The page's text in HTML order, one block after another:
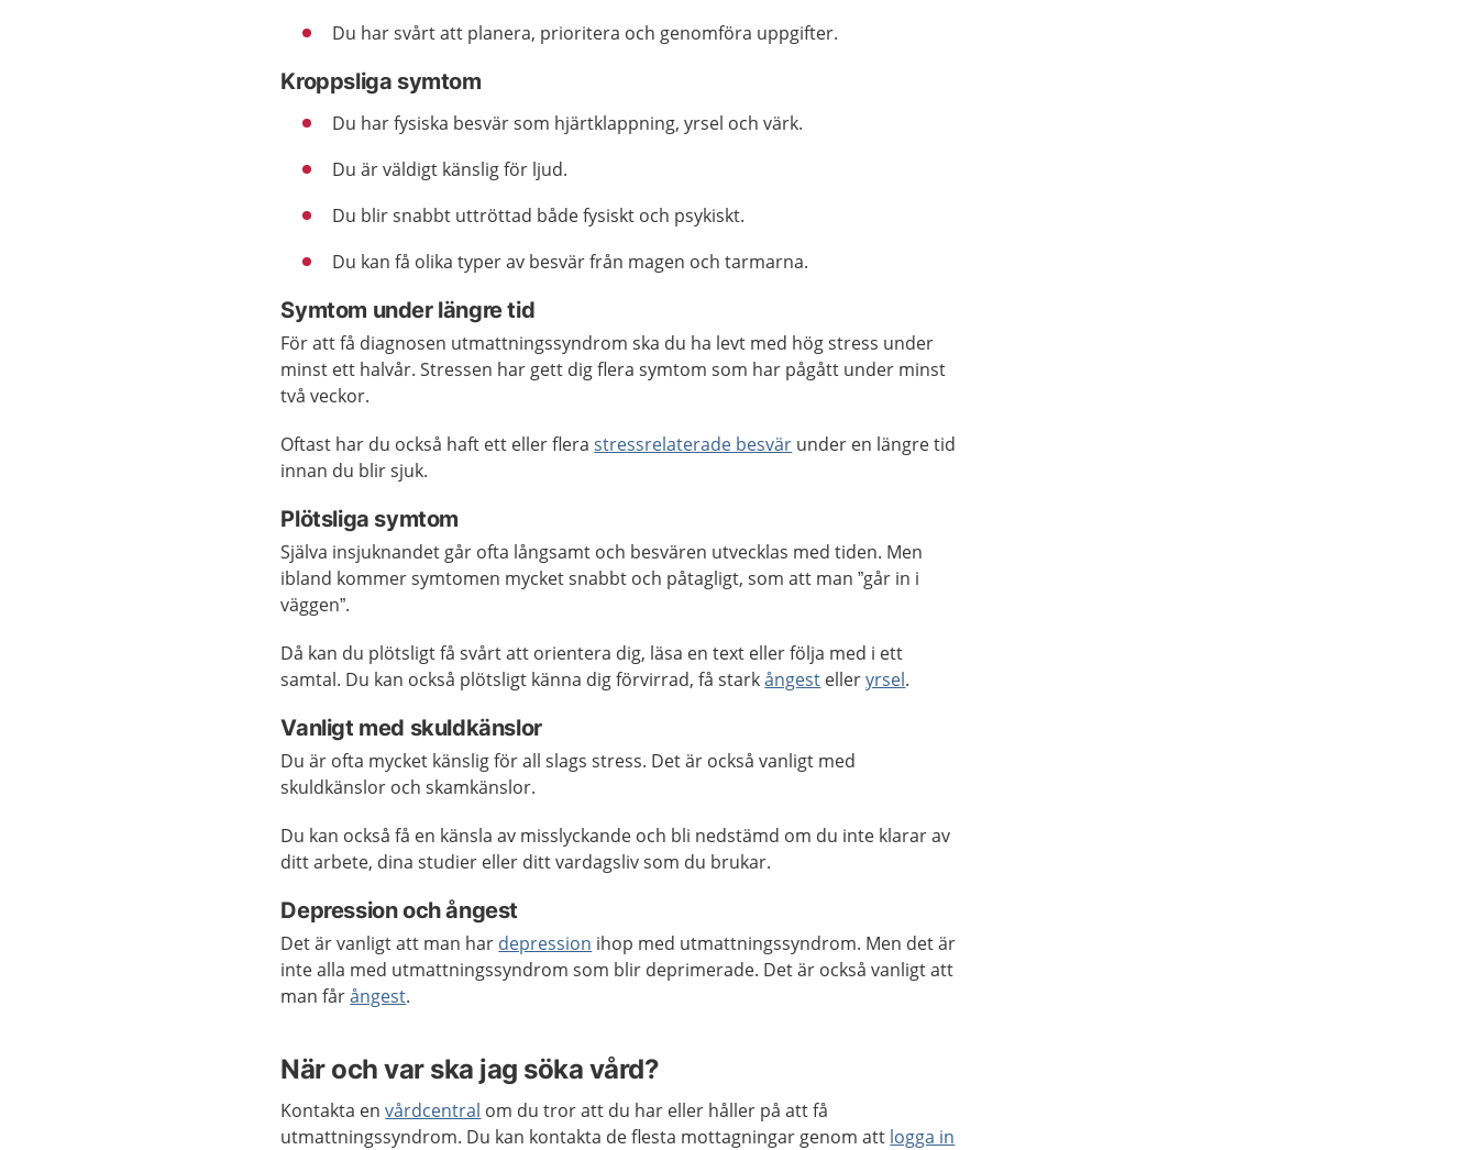
Du har svårt att planera, prioritera och genomföra uppgifter.
Kroppsliga symtom
Du har fysiska besvär som hjärtklappning, yrsel och värk.
Du är väldigt känslig för ljud.
Du blir snabbt uttröttad både fysiskt och psykiskt.
Du kan få olika typer av besvär från magen och tarmarna.
Symtom under längre tid
För att få diagnosen utmattningssyndrom ska du ha levt med hög stress under
minst ett halvår. Stressen har gett dig flera symtom som har pågått under minst
två veckor.
Oftast har du också haft ett eller flerastressrelaterade besvär under en längre tid
innan du blir sjuk.
Plötsliga symtom
Själva insjuknandet går ofta långsamt och besvären utvecklas med tiden. Men
ibland kommer symtomen mycket snabbt och påtagligt, som att man ”går in i
väggen”.
Då kan du plötsligt få svårt att orientera dig, läsa en text eller följa med i ett
samtal. Du kan också plötsligt känna dig förvirrad, få starkångest elleryrsel.
Vanligt med skuldkänslor
Du är ofta mycket känslig för all slags stress. Det är också vanligt med
skuldkänslor och skamkänslor.
Du kan också få en känsla av misslyckande och bli nedstämd om du inte klarar av
ditt arbete, dina studier eller ditt vardagsliv som du brukar.
Depression och ångest
Det är vanligt att man har depression ihop med utmattningssyndrom. Men det är
inte alla med utmattningssyndrom som blir deprimerade. Det är också vanligt att
man fårångest.
När och var ska jag söka vård?
Kontakta envårdcentral om du tror att du har eller håller på att få
utmattningssyndrom. Du kan kontakta de flesta mottagningar genom att logga in